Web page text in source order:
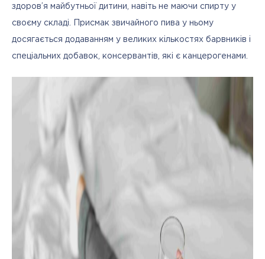
здоров’я майбутньої дитини, навіть не маючи спирту у
своєму складі. Присмак звичайного пива у ньому
досягається додаванням у великих кількостях барвників і
спеціальних добавок, консервантів, які є канцерогенами.